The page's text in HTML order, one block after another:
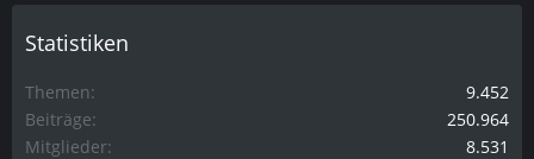
Statistiken
Themen
9.452
Beiträge
250.964
Mitglieder
8.531